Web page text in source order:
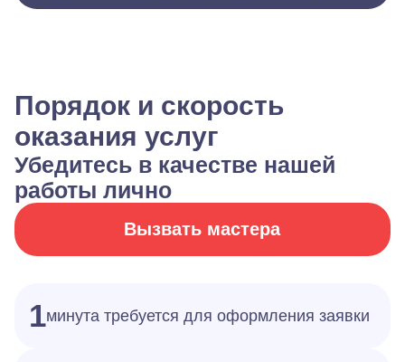
Порядок и скорость
оказания услуг
Убедитесь в качестве нашей
работы лично
Вызвать мастера
1минута требуется для оформления заявки